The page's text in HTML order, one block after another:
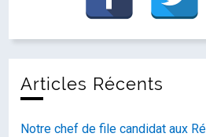
Articles Récents
Notre chef de file candidat aux